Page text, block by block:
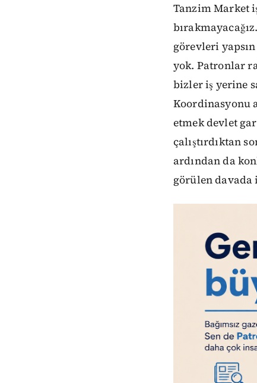
Tanzim Market
görevleri
yok. Patronlar
bizler iş yerine
Koordinasyonu
etmek devlet
çalıştırdıktan
ardından da
görülen